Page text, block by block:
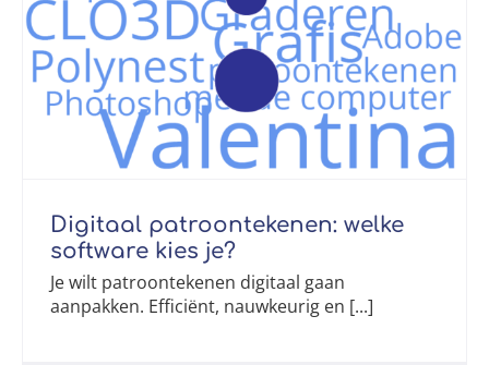
Digitaal patroontekenen: welke
software kies je?
Je wilt patroontekenen digitaal gaan
aanpakken. Efficiënt, nauwkeurig en [...]